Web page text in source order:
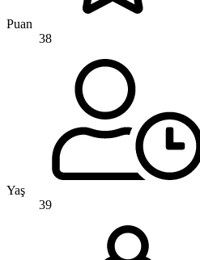
Puan
38
Yaş
39